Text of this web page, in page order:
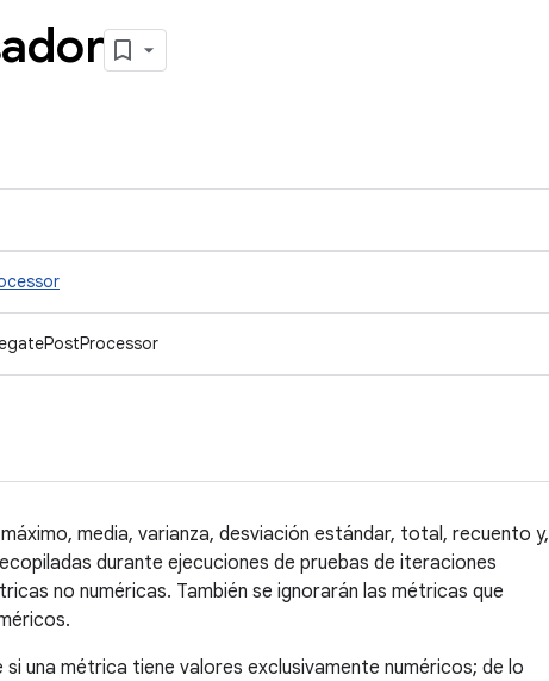
media, varianza, desviación estándar, total, recuento y,
durante ejecuciones de pruebas de iteraciones
no numéricas. También se ignorarán las métricas que
una métrica tiene valores exclusivamente numéricos; de lo